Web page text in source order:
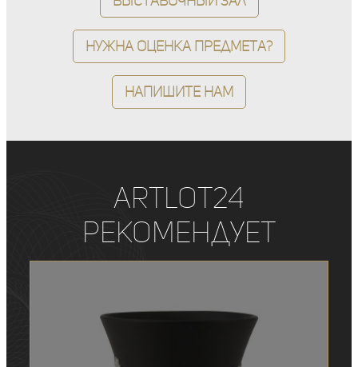
Нужна оценка предмета?
Напишите нам
ArtLot24
рекомендует